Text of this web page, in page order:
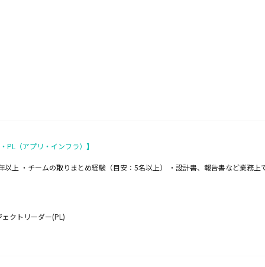
PL（アプリ・インフラ）】
上 ・チームの取りまとめ経験（目安：5名以上） ・設計書、報告書など業務
クトリーダー(PL)